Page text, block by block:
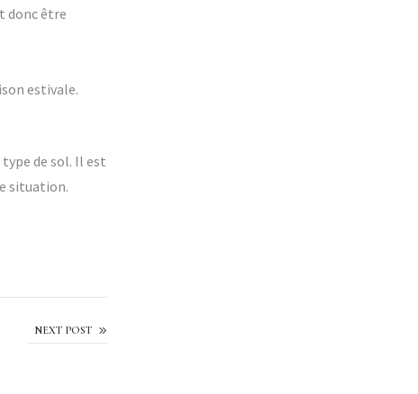
donc être
estivale.
de sol. Il est
situation.
NEXT POST
en Belgique